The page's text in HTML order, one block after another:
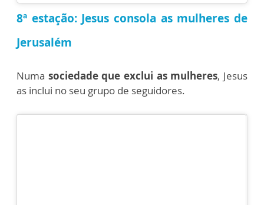
8ª estação: Jesus consola as mulheres de
Jerusalém
Numa sociedade que exclui as mulheres, Jesus
as inclui no seu grupo de seguidores.